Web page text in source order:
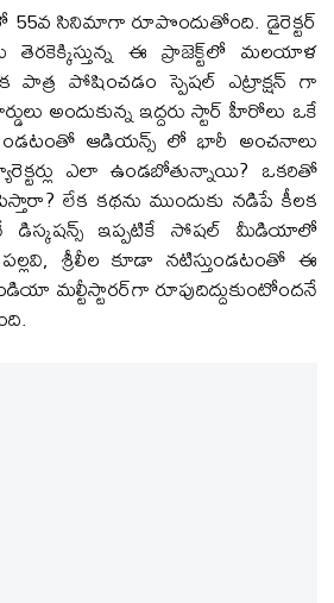
సినిమాగా రూపొందుతోంది. డైరెక్ట‌ర్
ఈ ప్రాజెక్ట్‌లో మలయాళ
పాత్ర పోషించడం స్పెష‌ల్ ఎట్రాక్ష‌న్ గా
అందుకున్న ఇద్దరు స్టార్ హీరోలు ఒకే
ఆడియ‌న్స్ లో భారీ అంచనాలు
ఎలా ఉండబోతున్నాయి? ఒకరితో
లేక కథను ముందుకు నడిపే కీలక
డిస్క‌ష‌న్స్ ఇప్పటికే సోషల్ మీడియాలో
శ్రీలీల కూడా నటిస్తుండటంతో ఈ
మల్టీస్టారర్‌గా రూపుదిద్దుకుంటోందనే